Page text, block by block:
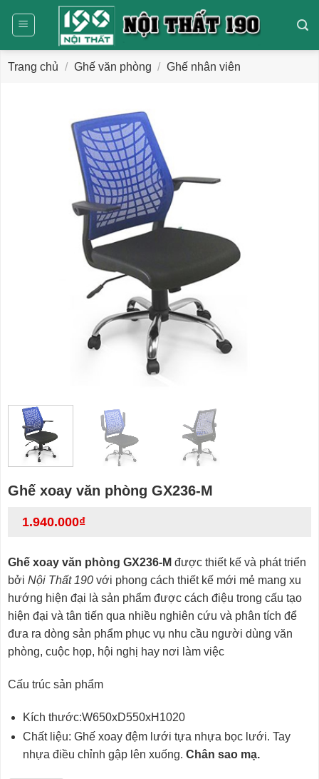
dung
Trang chủ / Ghế văn phòng / Ghế nhân viên
Ghế xoay văn phòng GX236-M
1.940.000₫
Ghế xoay văn phòng GX236-M được thiết kế và phát triển
bởi Nội Thất 190 với phong cách thiết kế mới mẻ mang xu
hướng hiện đại là sản phẩm được cách điệu trong cấu tạo
hiện đại và tân tiến qua nhiều nghiên cứu và phân tích để
đưa ra dòng sản phẩm phục vụ nhu cầu người dùng văn
phòng, cuộc họp, hội nghị hay nơi làm việc
Cấu trúc sản phẩm
Kích thước:W650xD550xH1020
Chất liệu: Ghế xoay đệm lưới tựa nhựa bọc lưới. Tay
nhựa điều chỉnh gập lên xuống. Chân sao mạ.